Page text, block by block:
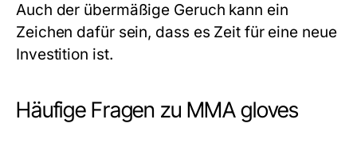
Auch der übermäßige Geruch kann ein
Zeichen dafür sein, dass es Zeit für eine neue
Investition ist.
Häufige Fragen zu MMA gloves